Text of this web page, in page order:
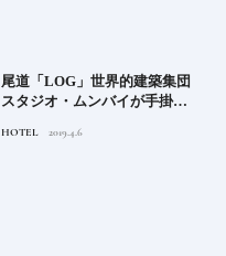
尾道「LOG」世界的建築集団
スタジオ・ムンバイが手掛け
HOTEL 2019.4.6